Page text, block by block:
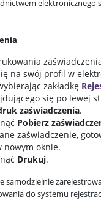
na swój profil w
zakładkę
się po lewej
zaświadczenia.
Pobierz
zaświadczenie,
nowym oknie.
Drukuj.
samodzielnie
do systemu